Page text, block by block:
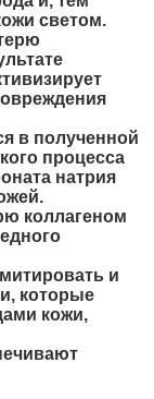
светом.
в полученной
процесса
натрия
.
коллагеном
и
, которые
кожи,